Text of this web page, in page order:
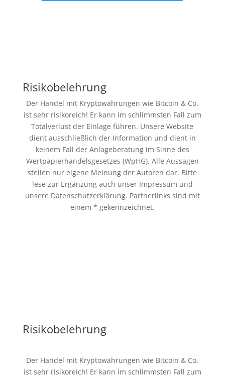
Risikobelehrung
Der Handel mit Kryptowährungen wie Bitcoin & Co.
ist sehr risikoreich! Er kann im schlimmsten Fall zum
Totalverlust der Einlage führen. Unsere Website
dient ausschließlich der Information und dient in
keinem Fall der Anlageberatung im Sinne des
Wertpapierhandelsgesetzes (WpHG). Alle Aussagen
stellen nur eigene Meinung der Autoren dar. Bitte
lese zur Ergänzung auch unser Impressum und
unsere Datenschutzerklärung. Partnerlinks sind mit
einem * gekennzeichnet.
Risikobelehrung
Der Handel mit Kryptowährungen wie Bitcoin & Co.
ist sehr risikoreich! Er kann im schlimmsten Fall zum